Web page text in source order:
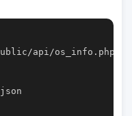
api/os_info.php